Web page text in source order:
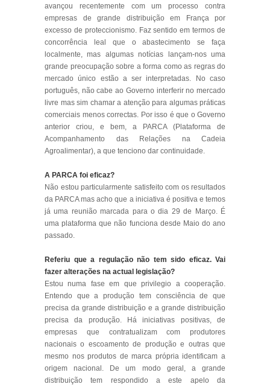
avançou recentemente com um processo contra
empresas de grande distribuição em França por
excesso de proteccionismo. Faz sentido em termos de
concorrência leal que o abastecimento se faça
localmente, mas algumas notícias lançam-nos uma
grande preocupação sobre a forma como as regras do
mercado único estão a ser interpretadas. No caso
português, não cabe ao Governo interferir no mercado
livre mas sim chamar a atenção para algumas práticas
comerciais menos correctas. Por isso é que o Governo
anterior criou, e bem, a PARCA (Plataforma de
Acompanhamento das Relações na Cadeia
Agroalimentar), a que tenciono dar continuidade.
A PARCA foi eficaz?
Não estou particularmente satisfeito com os resultados
da PARCA mas acho que a iniciativa é positiva e temos
já uma reunião marcada para o dia 29 de Março. É
uma plataforma que não funciona desde Maio do ano
passado.
Referiu que a regulação não tem sido eficaz. Vai
fazer alterações na actual legislação?
Estou numa fase em que privilegio a cooperação.
Entendo que a produção tem consciência de que
precisa da grande distribuição e a grande distribuição
precisa da produção. Há iniciativas positivas, de
empresas que contratualizam com produtores
nacionais o escoamento de produção e outras que
mesmo nos produtos de marca própria identificam a
origem nacional. De um modo geral, a grande
distribuição tem respondido a este apelo da